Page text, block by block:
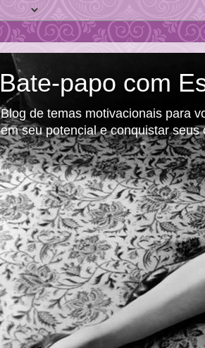
Bate-papo com
Blog de temas motivacionais para
em seu potencial e conquistar seus